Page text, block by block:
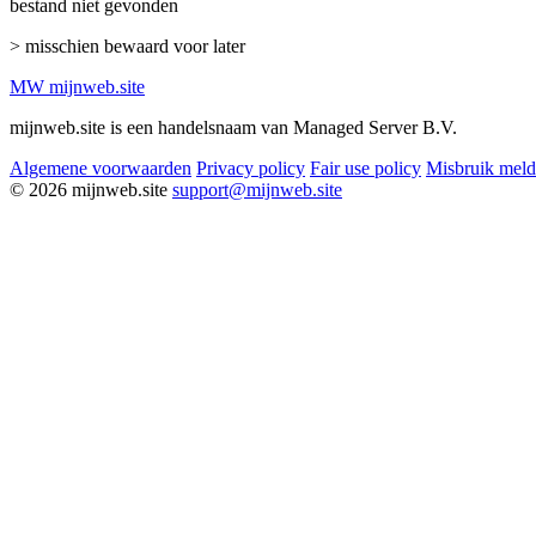
bestand niet gevonden
> misschien bewaard voor later
MW mijnweb.site
mijnweb.site is een handelsnaam van Managed Server B.V.
Algemene voorwaarden Privacy policy Fair use policy Misbruik
© 2026 mijnweb.site support@mijnweb.site